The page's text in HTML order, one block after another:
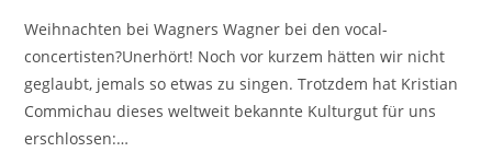
Weihnachten bei Wagners Wagner bei den vocal-
concertisten?Unerhört! Noch vor kurzem hätten wir nicht
geglaubt, jemals so etwas zu singen. Trotzdem hat Kristian
Commichau dieses weltweit bekannte Kulturgut für uns
erschlossen:…